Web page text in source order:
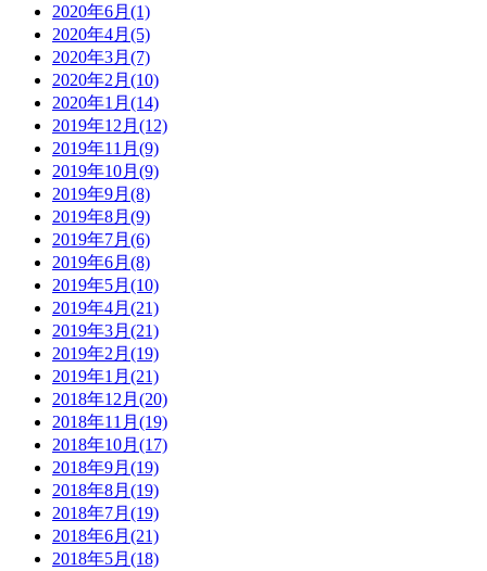
2020年6月(1)
2020年4月(5)
2020年3月(7)
2020年2月(10)
2020年1月(14)
2019年12月(12)
2019年11月(9)
2019年10月(9)
2019年9月(8)
2019年8月(9)
2019年7月(6)
2019年6月(8)
2019年5月(10)
2019年4月(21)
2019年3月(21)
2019年2月(19)
2019年1月(21)
2018年12月(20)
2018年11月(19)
2018年10月(17)
2018年9月(19)
2018年8月(19)
2018年7月(19)
2018年6月(21)
2018年5月(18)